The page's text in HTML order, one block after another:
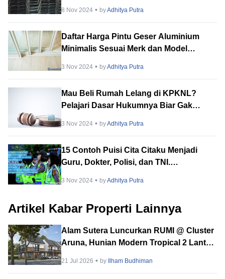
8 Nov 2024 byAdhitya Putra
Daftar Harga Pintu Geser Aluminium
Minimalis Sesuai Merk dan Model
3 Nov 2024 byAdhitya Putra
Mau Beli Rumah Lelang di KPKNL?
Pelajari Dasar Hukumnya Biar Gak
3 Nov 2024 byAdhitya Putra
15 Contoh Puisi Cita Citaku Menjadi
Guru, Dokter, Polisi, dan TNI.
3 Nov 2024 byAdhitya Putra
Artikel Kabar Properti Lainnya
Alam Sutera Luncurkan RUMI @ Cluster
Aruna, Hunian Modern Tropical 2 Lantai
21 Jul 2026 by Ilham Budhiman